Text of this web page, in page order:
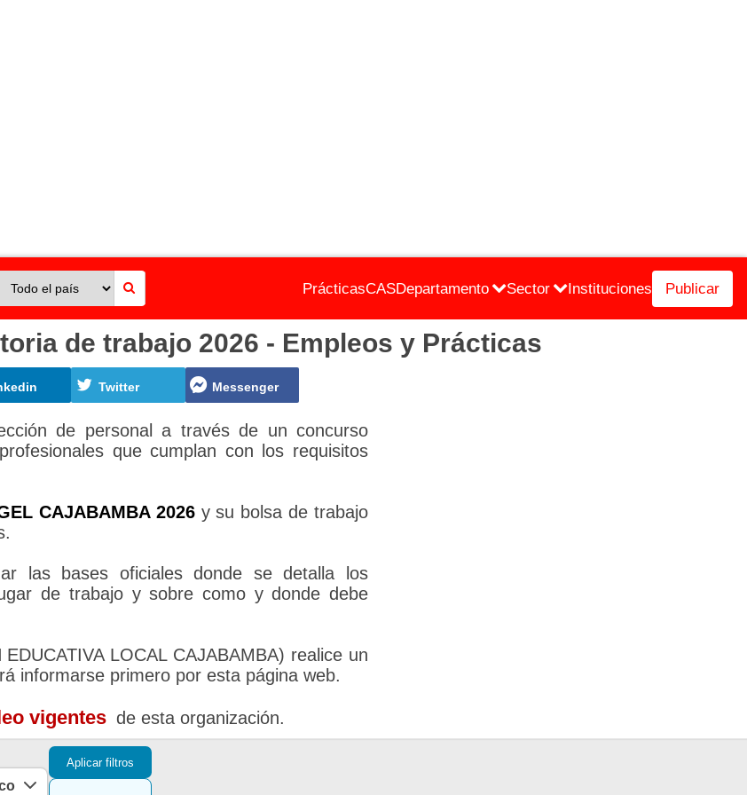
PrácticasCASDepartamento Sector Instituciones Publicar
de trabajo 2026 - Empleos y Prácticas
Twitter Messenger
de personal a través de un concurso
que cumplan con los requisitos
CAJABAMBA 2026y su bolsa de trabajo
las bases oficiales donde se detalla los
de trabajo y sobre como y donde debe
LOCAL CAJABAMBA) realice un
informarse primero por esta página web.
vigentes de esta organización.
Aplicar filtros